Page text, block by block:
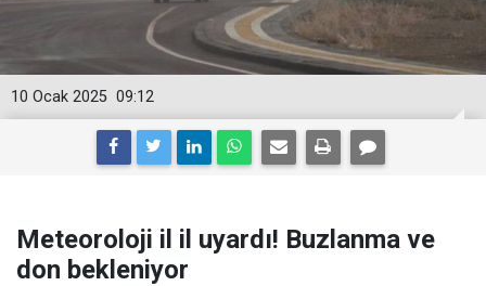
09:12
10 Ocak 2025
Meteoroloji il il uyardı! Buzlanma ve
don bekleniyor